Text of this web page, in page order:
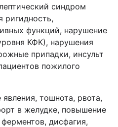
синдром
ригидность,
функций, нарушение
КФК), нарушения
припадки, инсульт
пожилого
тошнота, рвота,
в желудке, повышение
дисфагия,